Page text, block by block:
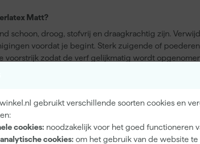
gebruikt verschillende soorten cookies en
cookies: noodzakelijk voor het goed functioneren
cookies: om het gebruik van de website te
Matt?
schoon, droog, stofvrij en draagkrachtig zijn.
voordat je begint. Sterk zuigende of
zodat de verf gelijkmatig wordt
en glad schuren. Op bestaande verflagen is het
licht wordt geschuurd voor een betere hechting
met een kwast, roller of geschikte
verspuitbaarheid is de verf zowel handmatig als